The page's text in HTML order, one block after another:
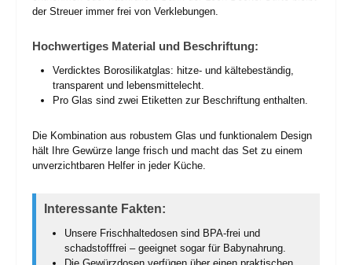
der Streuer immer frei von Verklebungen.
Hochwertiges Material und Beschriftung:
Verdicktes Borosilikatglas: hitze- und kältebeständig,
transparent und lebensmittelecht.
Pro Glas sind zwei Etiketten zur Beschriftung enthalten.
Die Kombination aus robustem Glas und funktionalem Design
hält Ihre Gewürze lange frisch und macht das Set zu einem
unverzichtbaren Helfer in jeder Küche.
Interessante Fakten:
Unsere Frischhaltedosen sind BPA-frei und
schadstofffrei – geeignet sogar für Babynahrung.